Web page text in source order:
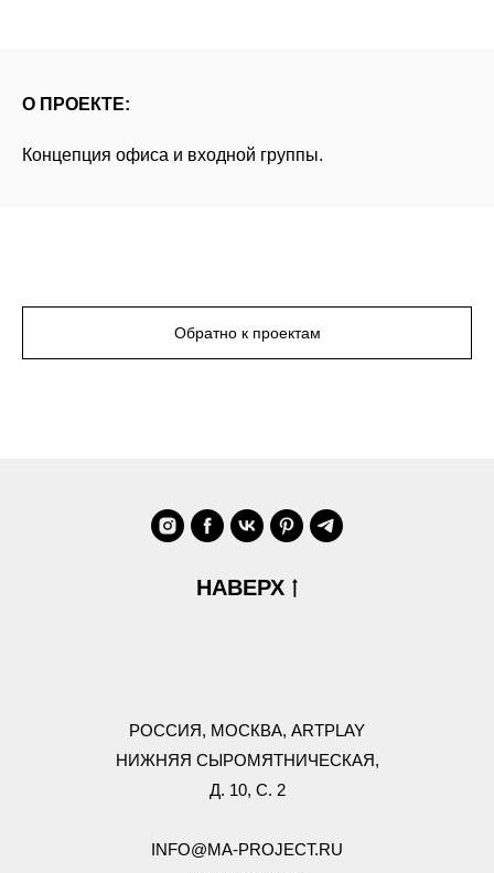
О ПРОЕКТЕ:
Концепция офиса и входной группы.
Обратно к проектам
НАВЕРХ
РОССИЯ, МОСКВА, ARTPLAY
НИЖНЯЯ СЫРОМЯТНИЧЕСКАЯ,
Д. 10, С. 2
INFO@MA-PROJECT.RU